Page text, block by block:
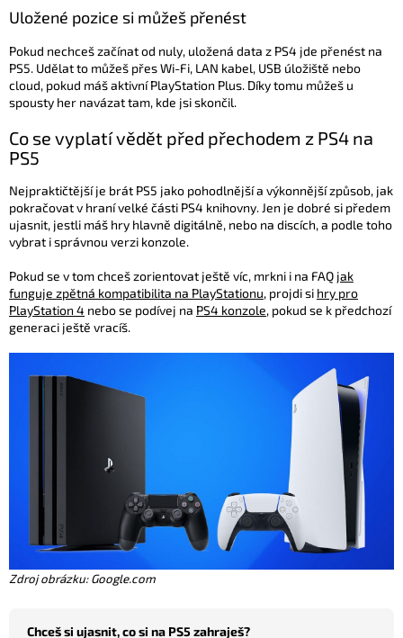
Uložené pozice si můžeš přenést
Pokud nechceš začínat od nuly, uložená data z PS4 jde přenést na
PS5. Udělat to můžeš přes Wi-Fi, LAN kabel, USB úložiště nebo
cloud, pokud máš aktivní PlayStation Plus. Díky tomu můžeš u
spousty her navázat tam, kde jsi skončil.
Co se vyplatí vědět před přechodem z PS4 na
PS5
Nejpraktičtější je brát PS5 jako pohodlnější a výkonnější způsob, jak
pokračovat v hraní velké části PS4 knihovny. Jen je dobré si předem
ujasnit, jestli máš hry hlavně digitálně, nebo na discích, a podle toho
vybrat i správnou verzi konzole.
Pokud se v tom chceš zorientovat ještě víc, mrkni i na FAQ jak
funguje zpětná kompatibilita na PlayStationu, projdi si hry pro
PlayStation 4 nebo se podívej na PS4 konzole, pokud se k předchozí
generaci ještě vracíš.
Zdroj obrázku: Google.com
Chceš si ujasnit, co si na PS5 zahraješ?